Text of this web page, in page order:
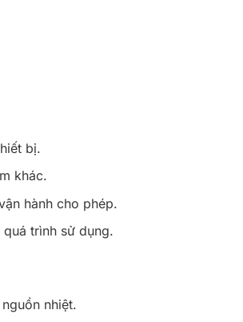
bị.
khác.
hành cho phép.
trình sử dụng.
nhiệt.